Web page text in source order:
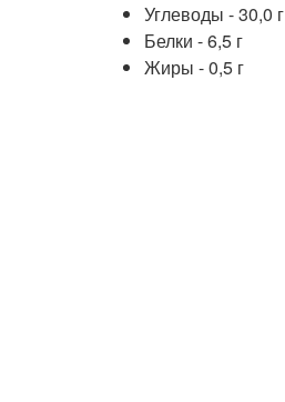
Углеводы - 30,0 г
Белки - 6,5 г
Жиры - 0,5 г